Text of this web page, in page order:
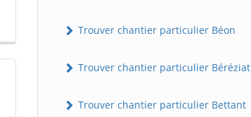
Trouver chantier particulier Béon
Trouver chantier particulier Béréziat
Trouver chantier particulier Bettant